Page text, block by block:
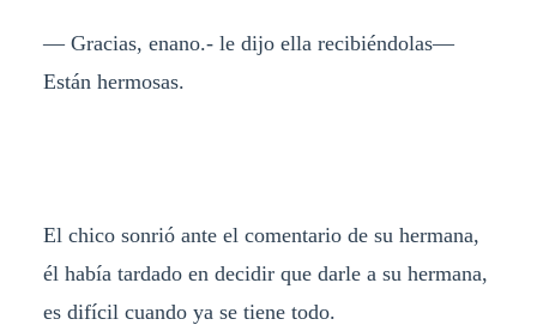
— Gracias, enano.- le dijo ella recibiéndolas—
Están hermosas.
El chico sonrió ante el comentario de su hermana,
él había tardado en decidir que darle a su hermana,
es difícil cuando ya se tiene todo.